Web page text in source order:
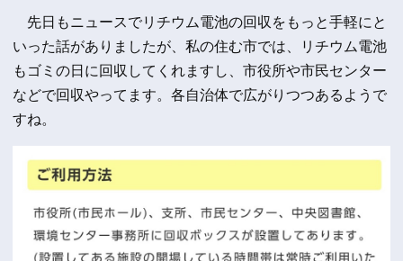
先日もニュースでリチウム電池の回収をもっと手軽にと
いった話がありましたが、私の住む市では、リチウム電池
もゴミの日に回収してくれますし、市役所や市民センター
などで回収やってます。各自治体で広がりつつあるようで
すね。